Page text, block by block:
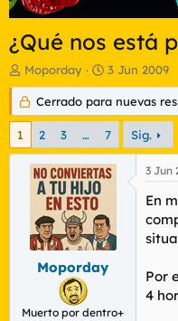
¿Qué nos está
I
n
i
c
a
d
a
Moporday
F
e
c
h
a
d
e
i
i
c
i
o
3 Jun 2009
Cerrado para nuevas
1 2 3 … 7 Sig.
Moporday
Muerto por dentro+
3 Jun
En
Por
4